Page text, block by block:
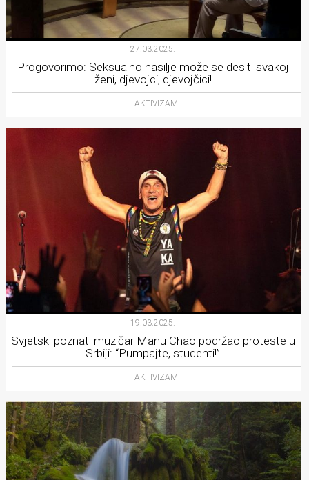
27.03.2025.
Progovorimo: Seksualno nasilje može se desiti svakoj
ženi, djevojci, djevojčici!
AKTIVIZAM
19.03.2025.
Svjetski poznati muzičar Manu Chao podržao proteste u
Srbiji: “Pumpajte, studenti!”
AKTIVIZAM